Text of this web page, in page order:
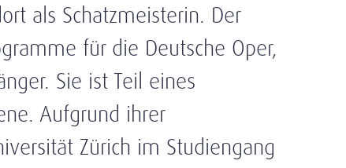
als Schatzmeisterin. Der
für die Deutsche Oper,
Sie ist Teil eines
Aufgrund ihrer
Zürich im Studiengang